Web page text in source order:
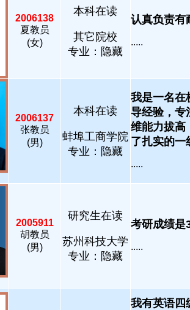
2006138
夏教员
(女)
本科在读
其它院校
专业：隐藏
认真负责有
.....
2006137
张教员
(男)
本科在读
蚌埠工商学院
专业：隐藏
我是一名在
导经验，专
维能力拔高
了扎实的一
.....
2005911
胡教员
(男)
研究生在读
苏州科技大学
专业：隐藏
考研成绩是
.....
我有英语四